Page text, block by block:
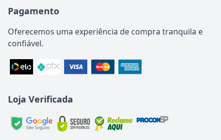
Pagamento
Oferecemos uma experiência de compra tranquila e
confiável.
Loja Verificada